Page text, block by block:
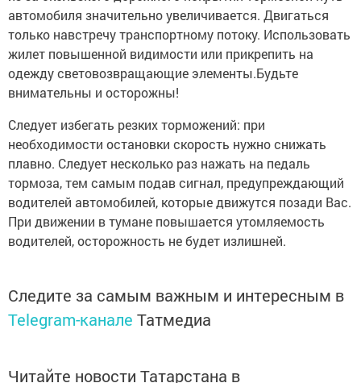
автомобиля значительно увеличивается. Двигаться
только навстречу транспортному потоку. Использовать
жилет повышенной видимости или прикрепить на
одежду световозвращающие элементы.Будьте
внимательны и осторожны!
Следует избегать резких торможений: при
необходимости остановки скорость нужно снижать
плавно. Следует несколько раз нажать на педаль
тормоза, тем самым подав сигнал, предупреждающий
водителей автомобилей, которые движутся позади Вас.
При движении в тумане повышается утомляемость
водителей, осторожность не будет излишней.
Следите за самым важным и интересным в
Telegram-канале Татмедиа
Читайте новости Татарстана в